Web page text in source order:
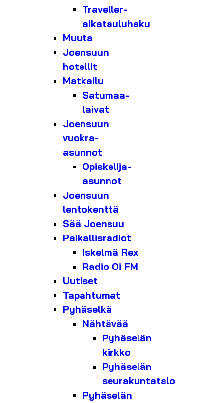
Traveller-
aikatauluhaku
Muuta
Joensuun
hotellit
Matkailu
Satumaa-
laivat
Joensuun
vuokra-
asunnot
Opiskelija-
asunnot
Joensuun
lentokenttä
Sää Joensuu
Paikallisradiot
Iskelmä Rex
Radio Oi FM
Uutiset
Tapahtumat
Pyhäselkä
Nähtävää
Pyhäselän
kirkko
Pyhäselän
seurakuntatalo
Pyhäselän